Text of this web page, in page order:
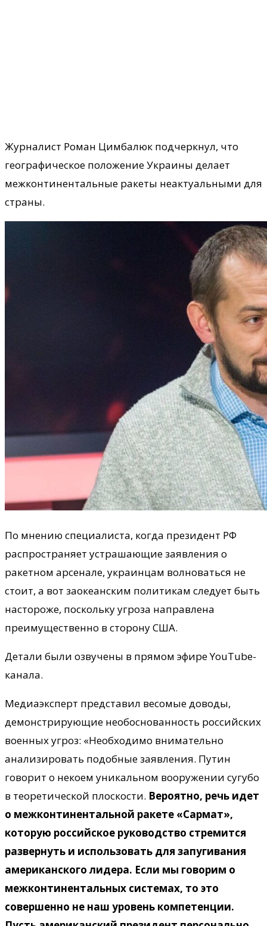
Журналист Роман Цимбалюк подчеркнул, что
географическое положение Украины делает
межконтинентальные ракеты неактуальными для
страны.
По мнению специалиста, когда президент РФ
распространяет устрашающие заявления о
ракетном арсенале, украинцам волноваться не
стоит, а вот заокеанским политикам следует быть
настороже, поскольку угроза направлена
преимущественно в сторону США.
Детали были озвучены в прямом эфире YouTube-
канала.
Медиаэксперт представил весомые доводы,
демонстрирующие необоснованность российских
военных угроз: «Необходимо внимательно
анализировать подобные заявления. Путин
говорит о некоем уникальном вооружении сугубо
в теоретической плоскости. Вероятно, речь идет
о межконтинентальной ракете «Сармат»,
которую российское руководство стремится
развернуть и использовать для запугивания
американского лидера. Если мы говорим о
межконтинентальных системах, то это
совершенно не наш уровень компетенции.